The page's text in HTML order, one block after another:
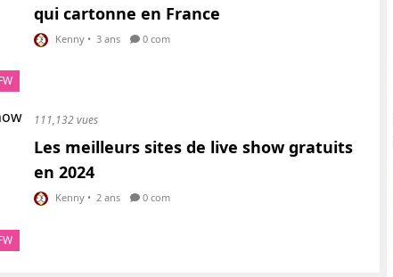
qui cartonne en France
Kenny • 3 ans 0 com
111,132 vues
Les meilleurs sites de live show gratuits
en 2024
Kenny • 2 ans 0 com